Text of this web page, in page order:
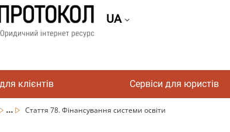
UA
клієнтів Сервіси для юристів
... Стаття 78. Фінансування системи освіти